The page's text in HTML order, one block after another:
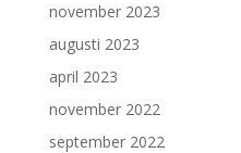
november 2023
augusti 2023
april 2023
november 2022
september 2022